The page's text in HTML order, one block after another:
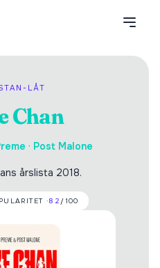
LÅT
Chan
· Post Malone
årslista 2018.
·82 /100